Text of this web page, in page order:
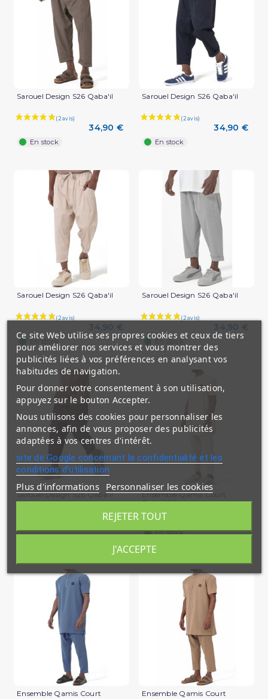
(2 avis)
Sarouel Design S26 Qaba'il
34,90 €
En stock
Sarouel Design S26 Qaba'il
34,90 €
En stock
Sarouel Design S26 Qaba'il
34,90 €
En stock
Sarouel Design S26 Qaba'il
34,90 €
Sarouel Design S26 Qaba'il
Ensemble Qamis Court
Qabail Silent
En stock
Ensemble Qamis Court
Ensemble Qamis Court
Ce site Web utilise ses propres cookies et ceux de tiers
pour améliorer nos services et vous montrer des
publicités liées à vos préférences en analysant vos
habitudes de navigation.
Pour donner votre consentement à son utilisation,
appuyez sur le bouton Accepter.
Nous utilisons des cookies pour personnaliser les
annonces, afin de vous proposer des publicités
adaptées à vos centres d'intérêt.
site de Google concernant la confidentialité et les
conditions d'utilisation
Plus d'informations Personnaliser les cookies
REJETER TOUT
J'ACCEPTE